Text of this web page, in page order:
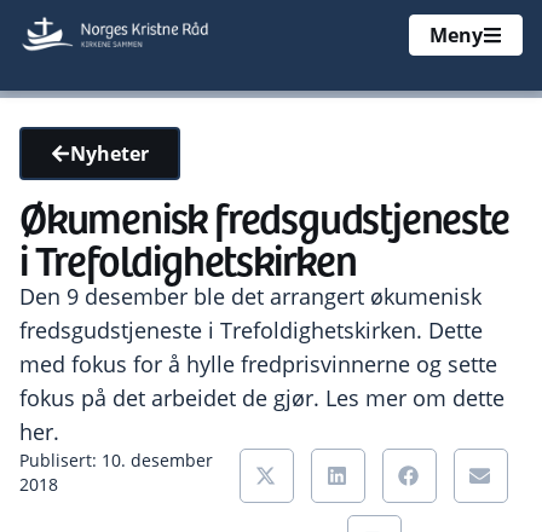
Meny
Nyheter
Økumenisk fredsgudstjeneste
i Trefoldighetskirken
Den 9 desember ble det arrangert økumenisk
fredsgudstjeneste i Trefoldighetskirken. Dette
med fokus for å hylle fredprisvinnerne og sette
fokus på det arbeidet de gjør. Les mer om dette
her.
Publisert: 10. desember
2018